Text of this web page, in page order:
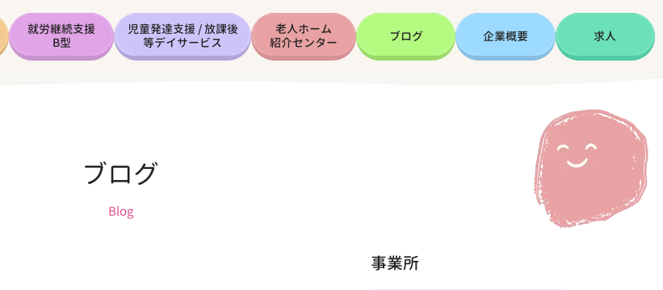
就労継続支援
B型
児童発達支援 / 放課後
等デイサービス
老人ホーム
紹介センター
ブログ 企業概要 求人
ブログ
Blog
事業所